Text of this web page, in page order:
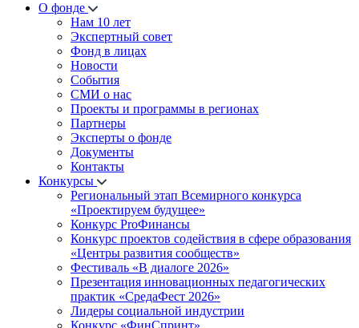
О фонде
Нам 10 лет
Экспертный совет
Фонд в лицах
Новости
События
СМИ о нас
Проекты и программы в регионах
Партнеры
Эксперты о фонде
Документы
Контакты
Конкурсы
Региональный этап Всемирного конкурса
«Проектируем будущее»
Конкурс ProФинансы
Конкурс проектов содействия в сфере образования
«Центры развития сообществ»
Фестиваль «В диалоге 2026»
Презентация инновационных педагогических
практик «СредаФест 2026»
Лидеры социальной индустрии
Конкурс «ФинСпринт»